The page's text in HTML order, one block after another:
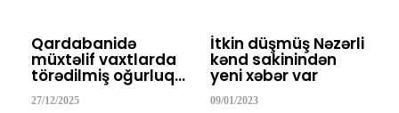
Qardabanidə
müxtəlif vaxtlarda
törədilmiş oğurluq…
27/12/2025
İtkin düşmüş Nəzərli
kənd sakinindən
yeni xəbər var
09/01/2023